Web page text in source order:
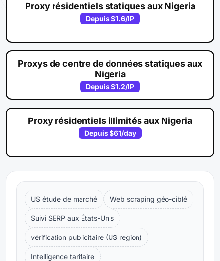
Proxy résidentiels statiques aux Nigeria
Depuis$1.6/IP
Proxys de centre de données statiques aux
Nigeria
Depuis$1.2/IP
Proxy résidentiels illimités aux Nigeria
Depuis$61/day
US étude de marché Web scraping géo-ciblé
Suivi SERP aux États-Unis
vérification publicitaire (US region)
Intelligence tarifaire